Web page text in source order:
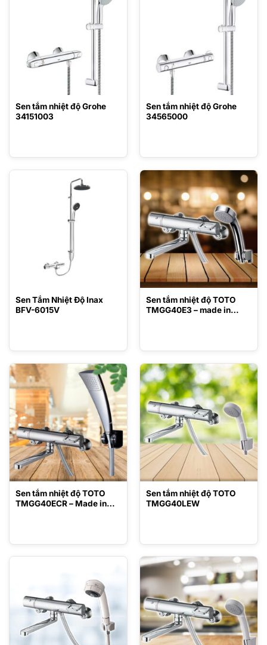
Sen tắm nhiệt độ Grohe
34151003
Sen tắm nhiệt độ Grohe
34565000
Sen Tắm Nhiệt Độ Inax
BFV-6015V
Sen tắm nhiệt độ TOTO
TMGG40E3 – made in
Sen tắm nhiệt độ TOTO
TMGG40ECR – Made in
Sen tắm nhiệt độ TOTO
TMGG40LEW